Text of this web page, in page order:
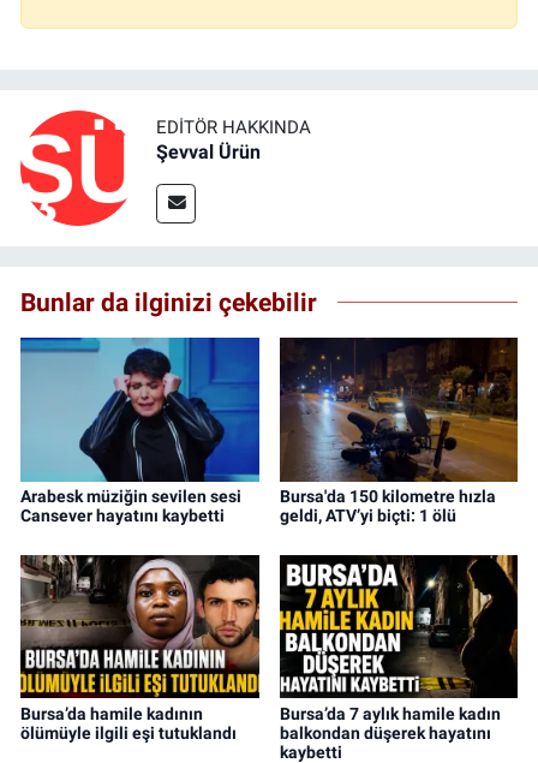
EDITÖR HAKKINDA
Şevval Ürün
Bunlar da ilginizi çekebilir
Arabesk müziğin sevilen sesi
Cansever hayatını kaybetti
Bursa'da 150 kilometre hızla
geldi, ATV’yi biçti: 1 ölü
Bursa’da hamile kadının
ölümüyle ilgili eşi tutuklandı
Bursa’da 7 aylık hamile kadın
balkondan düşerek hayatını
kaybetti